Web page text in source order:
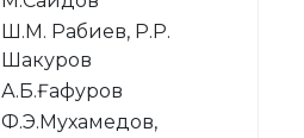
Ш.М. Рабиев, Р.Р.
Шакуров
А.Б.Ғафуров
Ф.Э.Мухамедов,